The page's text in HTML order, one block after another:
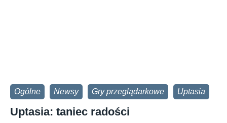
Ogólne Newsy Gry przeglądarkowe Uptasia
Uptasia: taniec radości